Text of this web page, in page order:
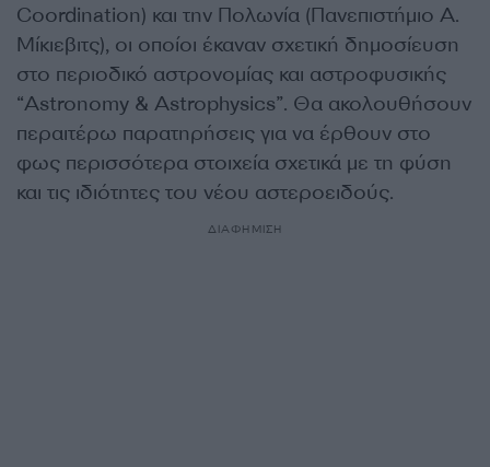
Coordination) και την Πολωνία (Πανεπιστήμιο Α.
Μίκιεβιτς), οι οποίοι έκαναν σχετική δημοσίευση
στο περιοδικό αστρονομίας και αστροφυσικής
“Astronomy & Astrophysics”. Θα ακολουθήσουν
περαιτέρω παρατηρήσεις για να έρθουν στο
φως περισσότερα στοιχεία σχετικά με τη φύση
και τις ιδιότητες του νέου αστεροειδούς.
ΔΙΑΦΗΜΙΣΗ